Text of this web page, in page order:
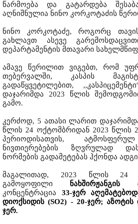
წარმოება და გატარდება
აღნიშნულია ნინო კორკოტაძის
ნინო კორკოტაძე, როგორც
გახლავთ ასევე
დეპარტამენტის მთავარი
ამავე წერილით ვიგებთ, რომ
თებერვალში, კასპის
გადაწყვეტილებით,
დაჯარიმდა 2023 წლის
გამო.
კერძოდ, 5 ათასი ლარით
წლის 24 ოქტომბრიდან 2023 წლის
პერიოდისათვის,
ნივთიერებების ზღვრულად
ნორმების გადამეტებას ჰქონდა
მაგალითად, 2023 წლის 24
გამოყოფილი ნახშირჟანგის
კონცენტრაცია 33-ჯერ
დიოქსიდის (SO2) - 20-ჯერ;
ჯერ.